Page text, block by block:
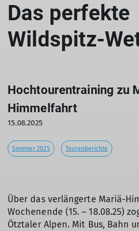
Das perfekte
Wildspitz-
Hochtourentraining zu
Himmelfahrt
15.08.2025
Sommer 2025 Tourenberichte
Über das verlängerte Mariä-
Wochenende (15. – 18.08.25)
Ötztaler Alpen. Mit Bus, Bahn